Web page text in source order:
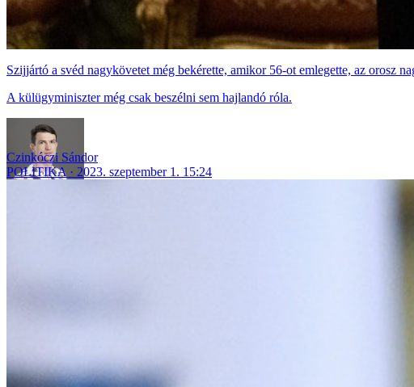
Szijjártó a svéd nagykövetet még bekérette, amikor 56-ot emlegette, az orosz
A külügyminiszter még csak beszélni sem hajlandó róla.
Czinkóczi Sándor
POLITIKA
2023. szeptember 1. 15:24